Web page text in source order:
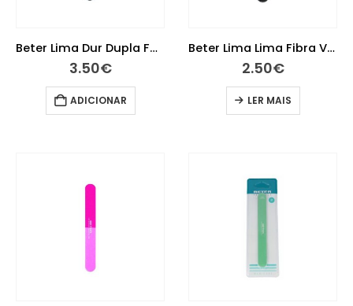
Beter Lima Dur Dupla Face 24954
3.50€
ADICIONAR
Beter Lima Lima Fibra Vd 24067
2.50€
LER MAIS